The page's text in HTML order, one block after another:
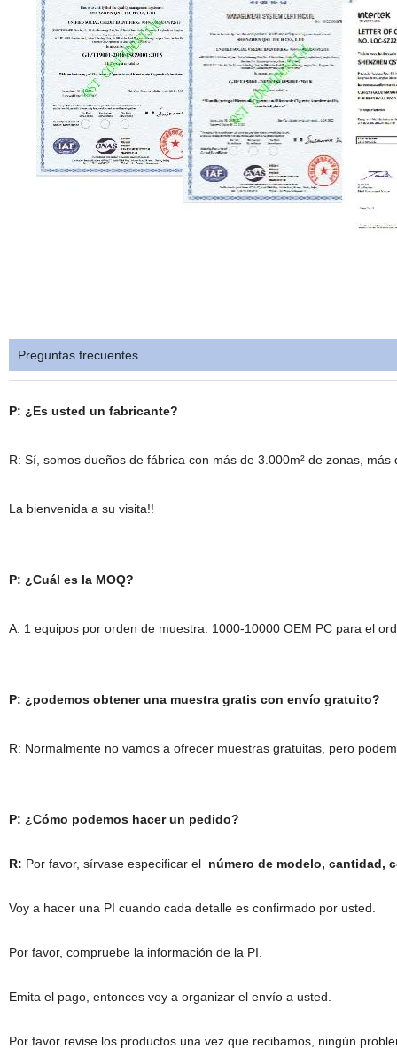
Preguntas frecuentes
P: ¿Es usted un fabricante?
R: Sí, somos dueños de fábrica con más de 3.000m² de zonas,
La bienvenida a su visita!!
P: ¿Cuál es la MOQ?
A: 1 equipos por orden de muestra. 1000-10000 OEM PC para el
P: ¿podemos obtener una muestra gratis con envío gratuito?
R: Normalmente no vamos a ofrecer muestras gratuitas, pero
P: ¿Cómo podemos hacer un pedido?
R: Por favor, sírvase especificar el número de modelo, cantidad,
Voy a hacer una PI cuando cada detalle es confirmado por usted.
Por favor, compruebe la información de la PI.
Emita el pago, entonces voy a organizar el envío a usted.
Por favor revise los productos una vez que recibamos, ningún